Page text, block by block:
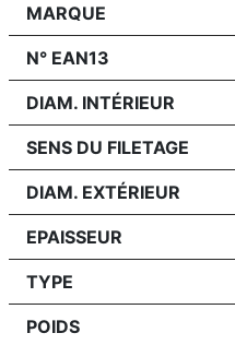
MARQUE
N° EAN13
DIAM. INTÉRIEUR
SENS DU FILETAGE
DIAM. EXTÉRIEUR
EPAISSEUR
TYPE
POIDS